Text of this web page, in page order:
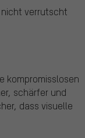
nicht verrutscht
kompromisslosen
schärfer und
dass visuelle